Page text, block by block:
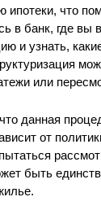
ипотеки, что
в банк, где вы
и узнать,
или
данная
от
быть